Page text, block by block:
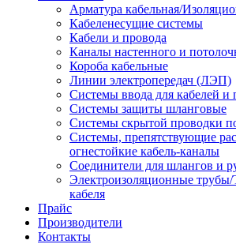
Арматура кабельная/
Кабеленесущие системы
Кабели и провода
Каналы настенного и
Короба кабельные
Линии электропередач (ЛЭП)
Системы ввода для кабелей и
Системы защиты шланговые
Системы скрытой проводки
Системы, препятствующие
огнестойкие кабель-каналы
Соединители для шлангов и
Электроизоляционные
кабеля
Прайс
Производители
Контакты